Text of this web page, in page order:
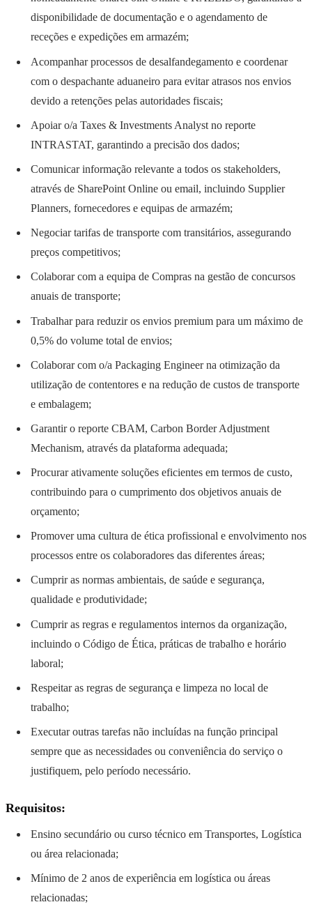
disponibilidade de documentação e o agendamento de
receções e expedições em armazém;
Acompanhar processos de desalfandegamento e coordenar
com o despachante aduaneiro para evitar atrasos nos envios
devido a retenções pelas autoridades fiscais;
Apoiar o/a Taxes & Investments Analyst no reporte
INTRASTAT, garantindo a precisão dos dados;
Comunicar informação relevante a todos os stakeholders,
através de SharePoint Online ou email, incluindo Supplier
Planners, fornecedores e equipas de armazém;
Negociar tarifas de transporte com transitários, assegurando
preços competitivos;
Colaborar com a equipa de Compras na gestão de concursos
anuais de transporte;
Trabalhar para reduzir os envios premium para um máximo de
0,5% do volume total de envios;
Colaborar com o/a Packaging Engineer na otimização da
utilização de contentores e na redução de custos de transporte
e embalagem;
Garantir o reporte CBAM, Carbon Border Adjustment
Mechanism, através da plataforma adequada;
Procurar ativamente soluções eficientes em termos de custo,
contribuindo para o cumprimento dos objetivos anuais de
orçamento;
Promover uma cultura de ética profissional e envolvimento nos
processos entre os colaboradores das diferentes áreas;
Cumprir as normas ambientais, de saúde e segurança,
qualidade e produtividade;
Cumprir as regras e regulamentos internos da organização,
incluindo o Código de Ética, práticas de trabalho e horário
laboral;
Respeitar as regras de segurança e limpeza no local de
trabalho;
Executar outras tarefas não incluídas na função principal
sempre que as necessidades ou conveniência do serviço o
justifiquem, pelo período necessário.
Requisitos:
Ensino secundário ou curso técnico em Transportes, Logística
ou área relacionada;
Mínimo de 2 anos de experiência em logística ou áreas
relacionadas;